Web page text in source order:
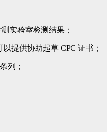
实验室检测结果；
提供协助起草 CPC 证书；
列；